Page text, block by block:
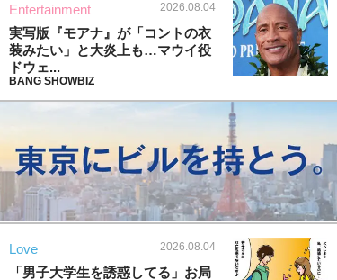
Entertainment 2026.08.04
実写版『モアナ』が「コントの衣
装みたい」と大炎上も…マウイ役
ドウェ...
BANG SHOWBIZ
Love 2026.08.04
「男子大学生を誘惑してる」お局